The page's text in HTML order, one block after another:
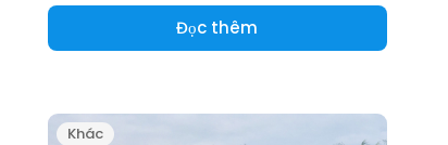
Đọc thêm
Khác